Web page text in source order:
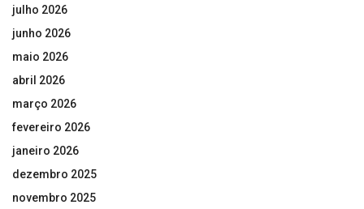
julho 2026
junho 2026
maio 2026
abril 2026
março 2026
fevereiro 2026
janeiro 2026
dezembro 2025
novembro 2025